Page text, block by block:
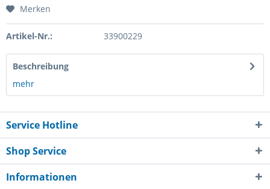
Merken
Artikel-Nr.: 33900229
Beschreibung
mehr
Service Hotline
Shop Service
Informationen